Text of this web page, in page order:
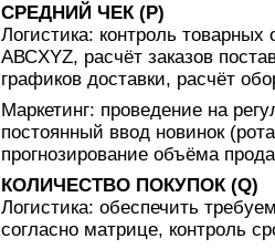
СРЕДНИЙ ЧЕК (Р)
Логистика: контроль товарных
АВСXYZ, расчёт заказов
графиков доставки, расчёт
Маркетинг: проведение на
постоянный ввод новинок
прогнозирование объёма
КОЛИЧЕСТВО ПОКУПОК (Q)
Логистика: обеспечить
согласно матрице, контроль